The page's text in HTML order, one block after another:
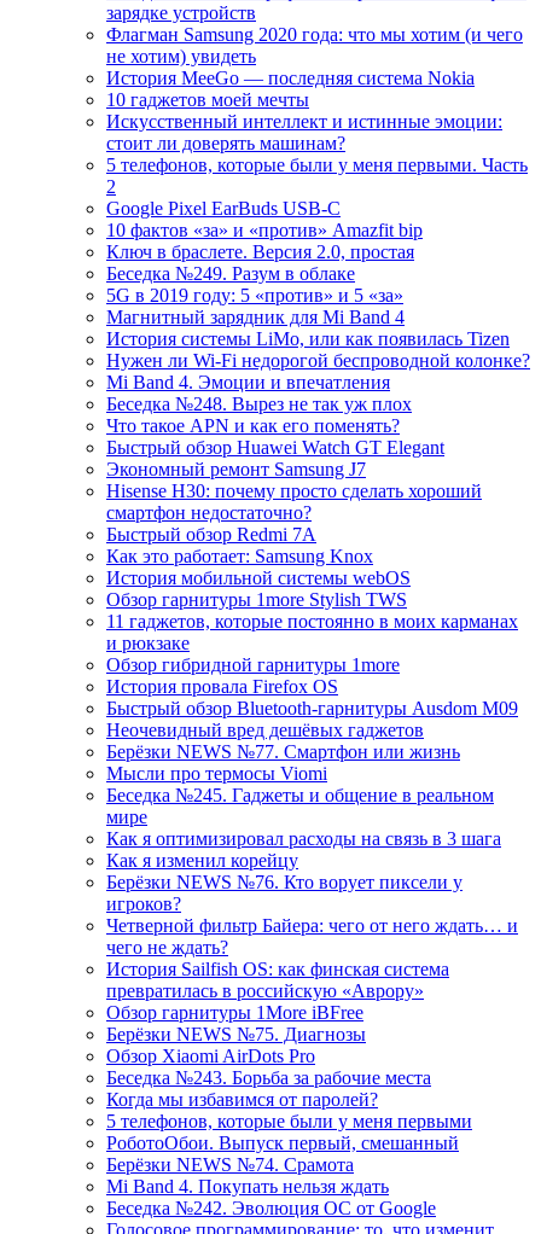
зарядке устройств
Флагман Samsung 2020 года: что мы хотим (и чего
не хотим) увидеть
История MeeGo — последняя система Nokia
10 гаджетов моей мечты
Искусственный интеллект и истинные эмоции:
стоит ли доверять машинам?
5 телефонов, которые были у меня первыми. Часть
2
Google Pixel EarBuds USB-C
10 фактов «за» и «против» Amazfit bip
Ключ в браслете. Версия 2.0, простая
Беседка №249. Разум в облаке
5G в 2019 году: 5 «против» и 5 «за»
Магнитный зарядник для Mi Band 4
История системы LiMo, или как появилась Tizen
Нужен ли Wi-Fi недорогой беспроводной колонке?
Mi Band 4. Эмоции и впечатления
Беседка №248. Вырез не так уж плох
Что такое APN и как его поменять?
Быстрый обзор Huawei Watch GT Elegant
Экономный ремонт Samsung J7
Hisense H30: почему просто сделать хороший
смартфон недостаточно?
Быстрый обзор Redmi 7A
Как это работает: Samsung Knox
История мобильной системы webOS
Обзор гарнитуры 1more Stylish TWS
11 гаджетов, которые постоянно в моих карманах
и рюкзаке
Обзор гибридной гарнитуры 1more
История провала Firefox OS
Быстрый обзор Bluetooth-гарнитуры Ausdom M09
Неочевидный вред дешёвых гаджетов
Берёзки NEWS №77. Смартфон или жизнь
Мысли про термосы Viomi
Беседка №245. Гаджеты и общение в реальном
мире
Как я оптимизировал расходы на связь в 3 шага
Как я изменил корейцу
Берёзки NEWS №76. Кто ворует пиксели у
игроков?
Четверной фильтр Байера: чего от него ждать… и
чего не ждать?
История Sailfish OS: как финская система
превратилась в российскую «Аврору»
Обзор гарнитуры 1More iBFree
Берёзки NEWS №75. Диагнозы
Обзор Xiaomi AirDots Pro
Беседка №243. Борьба за рабочие места
Когда мы избавимся от паролей?
5 телефонов, которые были у меня первыми
РоботоОбои. Выпуск первый, смешанный
Берёзки NEWS №74. Срамота
Mi Band 4. Покупать нельзя ждать
Беседка №242. Эволюция ОС от Google